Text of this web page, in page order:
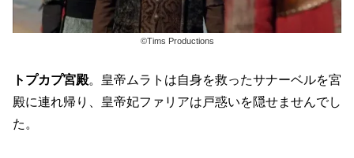
©Tims Productions
トプカプ宮殿。皇帝ムラトは自身を救ったサナーベルを宮
殿に連れ帰り、皇帝妃ファリアは戸惑いを隠せませんでし
た。